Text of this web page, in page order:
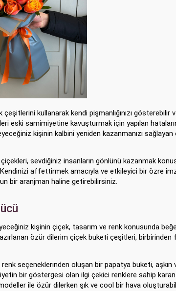
kullanarak kendi pişmanlığınızı gösterebilir
eski samimiyetine kavuşturmak için yapılan
kişinin kalbini yeniden kazanmanızı
sevdiğiniz insanların gönlünü kazanmak
affettirmek amacıyla ve etkileyici bir özre
bir aranjman haline getirebilirsiniz.
kişinin çiçek, tasarım ve renk konusunda
özür dilerim çiçek buketi çeşitleri, birbirinden
seçeneklerinden oluşan bir papatya buketi,
bir göstergesi olan ilgi çekici renklere sahip
ile özür dilerken şık ve cool bir hava